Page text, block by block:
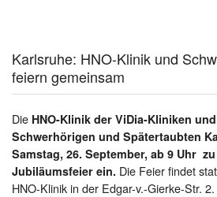
Karlsruhe: HNO-Klinik und
feiern gemeinsam
Die HNO-Klinik der ViDia-Kliniken
Schwerhörigen und Spätertaubten
Samstag, 26. September, ab 9 Uhr
Jubiläumsfeier ein. Die Feier findet
HNO-Klinik in der Edgar-v.-Gierke-Str. 2.